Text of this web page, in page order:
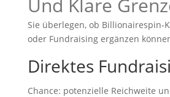
Und Klare
Sie überlegen, ob
oder Fundraising ergänzen
Direktes
Chance: potenzielle Reichweite